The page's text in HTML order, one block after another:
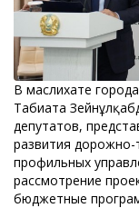
В маслихате
Табиғата
депутатов,
развития дорожно-
профильных
рассмотрение
бюджетные